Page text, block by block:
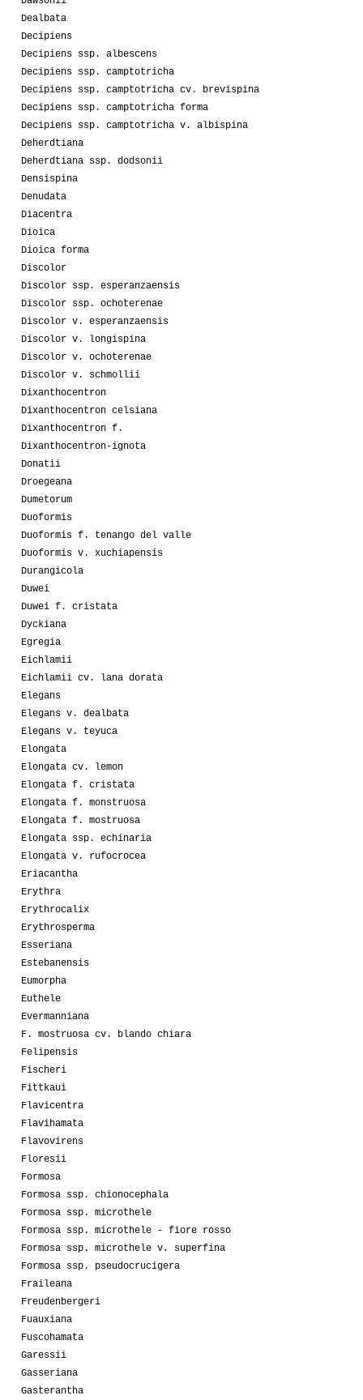
Dealbata
Decipiens
Decipiens ssp. albescens
Decipiens ssp. camptotricha
Decipiens ssp. camptotricha cv. brevispina
Decipiens ssp. camptotricha forma
Decipiens ssp. camptotricha v. albispina
Deherdtiana
Deherdtiana ssp. dodsonii
Densispina
Denudata
Diacentra
Dioica
Dioica forma
Discolor
Discolor ssp. esperanzaensis
Discolor ssp. ochoterenae
Discolor v. esperanzaensis
Discolor v. longispina
Discolor v. ochoterenae
Discolor v. schmollii
Dixanthocentron
Dixanthocentron celsiana
Dixanthocentron f.
Dixanthocentron-ignota
Donatii
Droegeana
Dumetorum
Duoformis
Duoformis f. tenango del valle
Duoformis v. xuchiapensis
Durangicola
Duwei
Duwei f. cristata
Dyckiana
Egregia
Eichlamii
Eichlamii cv. lana dorata
Elegans
Elegans v. dealbata
Elegans v. teyuca
Elongata
Elongata cv. lemon
Elongata f. cristata
Elongata f. monstruosa
Elongata f. mostruosa
Elongata ssp. echinaria
Elongata v. rufocrocea
Eriacantha
Erythra
Erythrocalix
Erythrosperma
Esseriana
Estebanensis
Eumorpha
Euthele
Evermanniana
F. mostruosa cv. blando chiara
Felipensis
Fischeri
Fittkaui
Flavicentra
Flavihamata
Flavovirens
Floresii
Formosa
Formosa ssp. chionocephala
Formosa ssp. microthele
Formosa ssp. microthele - fiore rosso
Formosa ssp. microthele v. superfina
Formosa ssp. pseudocrucigera
Fraileana
Freudenbergeri
Fuauxiana
Fuscohamata
Garessii
Gasseriana
Gasterantha